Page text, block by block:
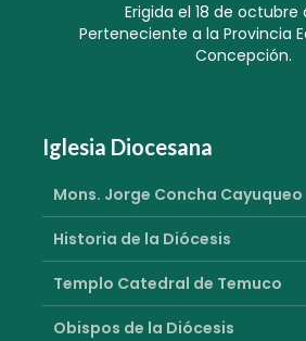
Erigida el 18 de octubre
Perteneciente a la Provincia
Concepción.
Iglesia Diocesana
Mons. Jorge Concha Cayuqueo
Historia de la Diócesis
Templo Catedral de Temuco
Obispos de la Diócesis